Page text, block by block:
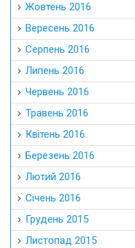
Жовтень 2016
Вересень 2016
Серпень 2016
Липень 2016
Червень 2016
Травень 2016
Квітень 2016
Березень 2016
Лютий 2016
Січень 2016
Грудень 2015
Листопад 2015